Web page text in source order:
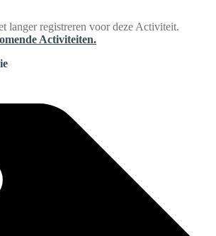
langer registreren voor deze Activiteit.
Activiteiten.